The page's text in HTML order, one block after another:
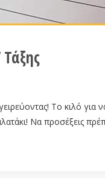
Το κιλό για
Να προσέξεις